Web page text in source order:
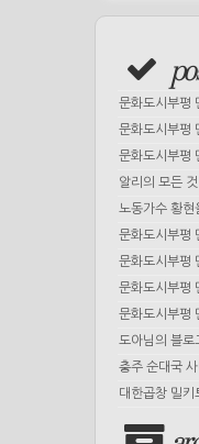
문화도시부평
문화도시부평
문화도시부평
알리의 모든
노동가수 황현
문화도시부평
문화도시부평
문화도시부평
문화도시부평
도아님의 블로
충주 순대국
대한곱창 밀